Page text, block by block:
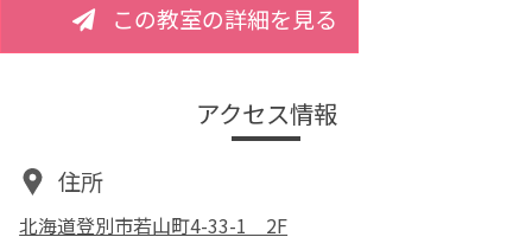
この教室の詳細を見る
アクセス情報
住所
北海道登別市若山町4-33-1 2F